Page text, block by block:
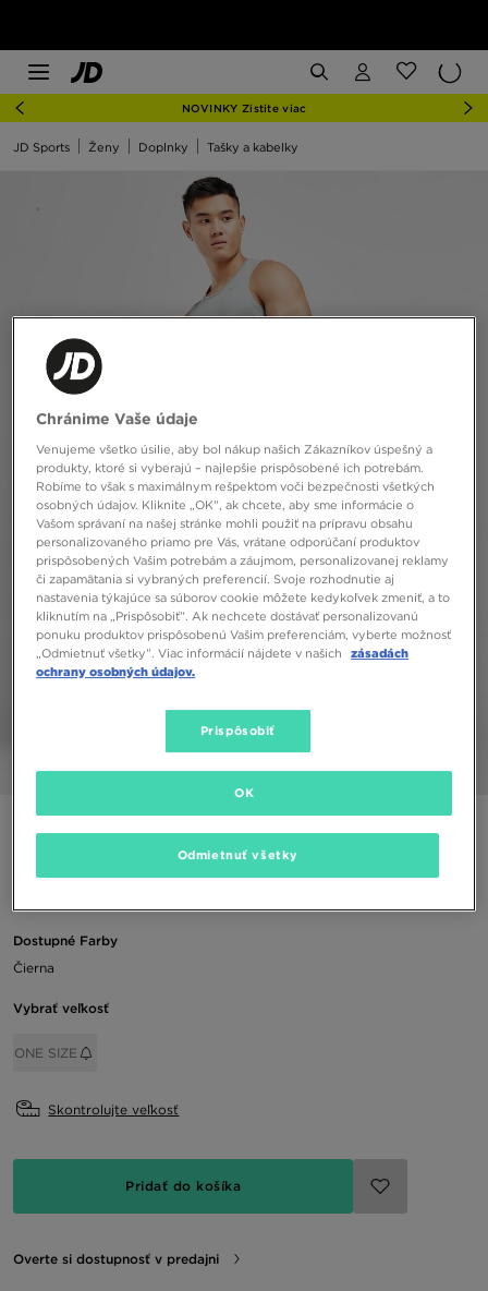
NOVINKY Zistite viac
JD Sports Ženy Doplnky Tašky a kabelky
Dostupné Farby
Čierna
Vybrať veľkosť
ONE SIZE
Skontrolujte veľkosť
Pridať do košíka
Overte si dostupnosť v predajni
Chránime Vaše údaje
Venujeme všetko úsilie, aby bol nákup našich Zákazníkov úspešný a
produkty, ktoré si vyberajú – najlepšie prispôsobené ich potrebám.
Robíme to však s maximálnym rešpektom voči bezpečnosti všetkých
osobných údajov. Kliknite „OK”, ak chcete, aby sme informácie o
Vašom správaní na našej stránke mohli použiť na prípravu obsahu
personalizovaného priamo pre Vás, vrátane odporúčaní produktov
prispôsobených Vašim potrebám a záujmom, personalizovanej reklamy
či zapamätania si vybraných preferencií. Svoje rozhodnutie aj
nastavenia týkajúce sa súborov cookie môžete kedykoľvek zmeniť, a to
kliknutím na „Prispôsobiť”. Ak nechcete dostávať personalizovanú
ponuku produktov prispôsobenú Vašim preferenciám, vyberte možnosť
„Odmietnuť všetky”. Viac informácií nájdete v našich
zásadách
ochrany osobných údajov.
Prispôsobiť
Odmietnuť všetky
OK